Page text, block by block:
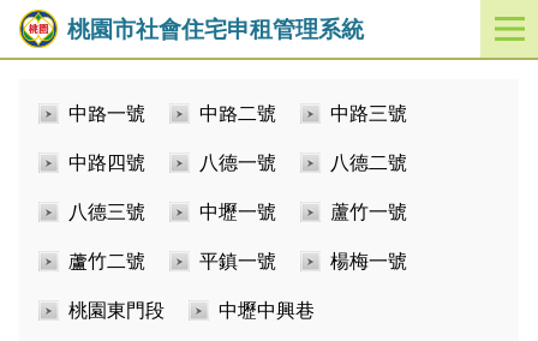
桃園市社會住宅申租管理系統
開
啟
中路一號 中路二號 中路三號
中路四號 八德一號 八德二號
八德三號 中壢一號 蘆竹一號
蘆竹二號 平鎮一號 楊梅一號
桃園東門段 中壢中興巷